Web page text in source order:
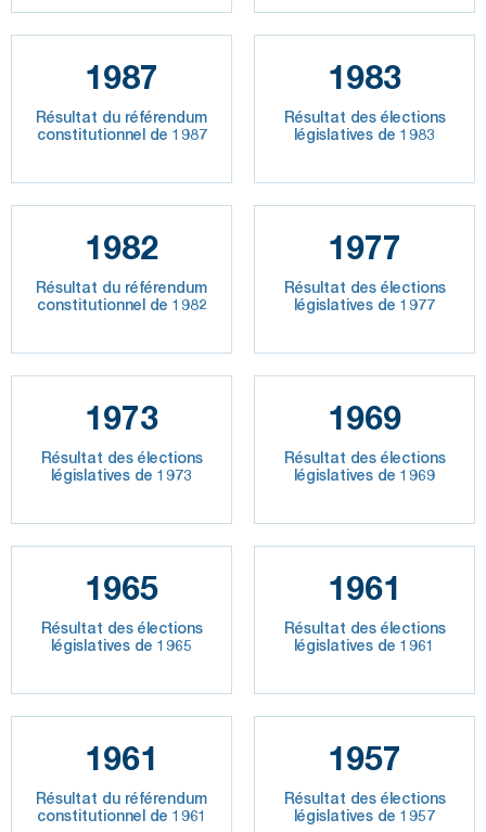
1987
Résultat du référendum
constitutionnel de 1987
1983
Résultat des élections
législatives de 1983
1982
Résultat du référendum
constitutionnel de 1982
1977
Résultat des élections
législatives de 1977
1973
Résultat des élections
législatives de 1973
1969
Résultat des élections
législatives de 1969
1965
Résultat des élections
législatives de 1965
1961
Résultat des élections
législatives de 1961
1961
Résultat du référendum
constitutionnel de 1961
1957
Résultat des élections
législatives de 1957